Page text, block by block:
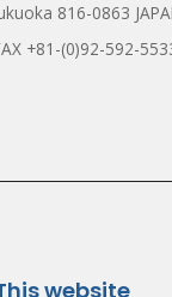
816-0863
+81-(0)92-592-
website